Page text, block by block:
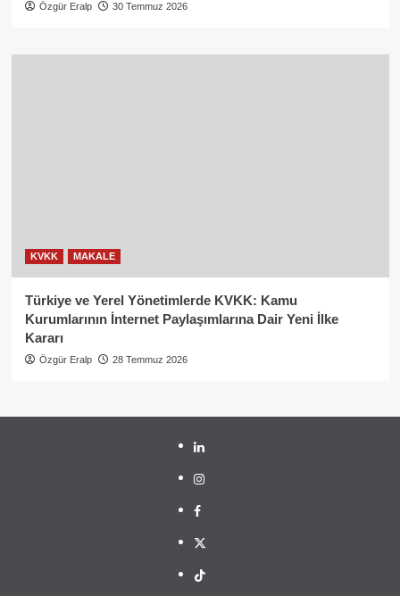
Özgür Eralp 30 Temmuz 2026
KVKK MAKALE
Türkiye ve Yerel Yönetimlerde KVKK: Kamu
Kurumlarının İnternet Paylaşımlarına Dair Yeni İlke
Kararı
Özgür Eralp 28 Temmuz 2026
linkedin
instagram
facebook
twitter
tiktok